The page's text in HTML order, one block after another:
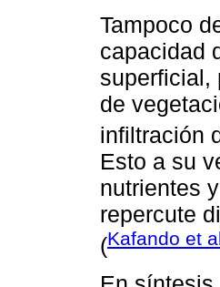
Tampoco
capacidad
superficial,
de
infiltración
Esto a su
nutrientes
repercute
(Kafando et